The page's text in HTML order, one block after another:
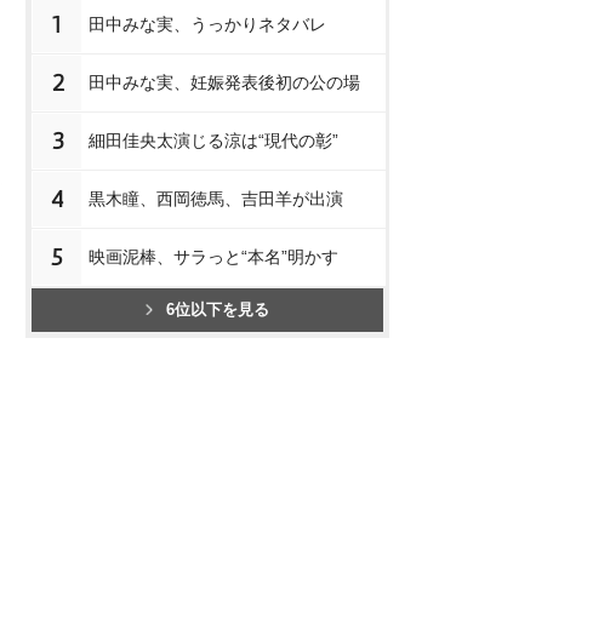
1 田中みな実、うっかりネタバレ
2 田中みな実、妊娠発表後初の公の場
3 細田佳央太演じる涼は“現代の彰”
4 黒木瞳、西岡徳馬、吉田羊が出演
5 映画泥棒、サラっと“本名”明かす
6位以下を見る